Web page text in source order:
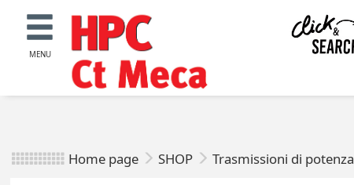
MENU
Home page SHOP Trasmissioni di potenza